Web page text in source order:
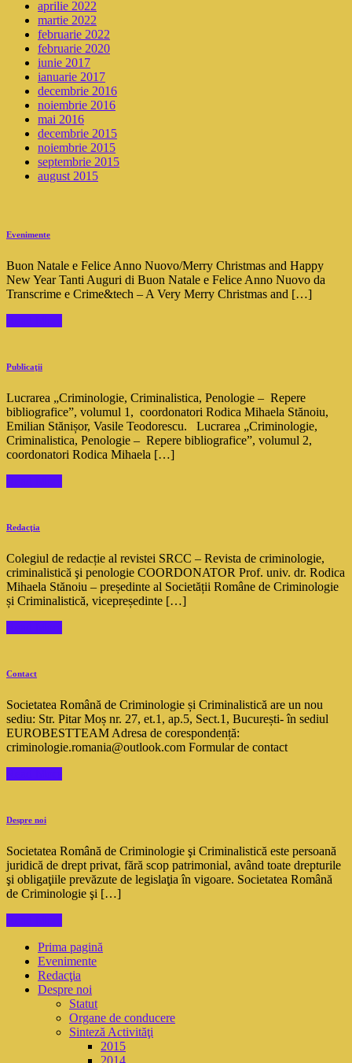
aprilie 2022
martie 2022
februarie 2022
februarie 2020
iunie 2017
ianuarie 2017
decembrie 2016
noiembrie 2016
mai 2016
decembrie 2015
noiembrie 2015
septembrie 2015
august 2015
Evenimente
Buon Natale e Felice Anno Nuovo/Merry Christmas and Happy
New Year Tanti Auguri di Buon Natale e Felice Anno Nuovo da
Transcrime e Crime&tech – A Very Merry Christmas and […]
Publicaţii
Lucrarea „Criminologie, Criminalistica, Penologie – Repere
bibliografice”, volumul 1, coordonatori Rodica Mihaela Stănoiu,
Emilian Stănișor, Vasile Teodorescu. Lucrarea „Criminologie,
Criminalistica, Penologie – Repere bibliografice”, volumul 2,
coordonatori Rodica Mihaela […]
Redacţia
Colegiul de redacție al revistei SRCC – Revista de criminologie,
criminalistică şi penologie COORDONATOR Prof. univ. dr. Rodica
Mihaela Stănoiu – președinte al Societății Române de Criminologie
și Criminalistică, vicepreședinte […]
Contact
Societatea Română de Criminologie și Criminalistică are un nou
sediu: Str. Pitar Moș nr. 27, et.1, ap.5, Sect.1, București- în sediul
EUROBESTTEAM Adresa de corespondență:
criminologie.romania@outlook.com Formular de contact
Despre noi
Societatea Română de Criminologie şi Criminalistică este persoană
juridică de drept privat, fără scop patrimonial, având toate drepturile
şi obligaţiile prevăzute de legislaţia în vigoare. Societatea Română
de Criminologie şi […]
Prima pagină
Evenimente
Redacţia
Despre noi
Statut
Organe de conducere
Sinteză Activităţi
2015
2014